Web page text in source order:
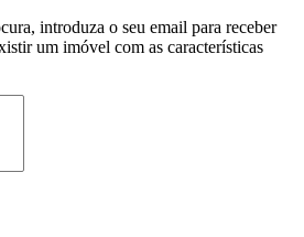
introduza o seu email para receber
um imóvel com as características